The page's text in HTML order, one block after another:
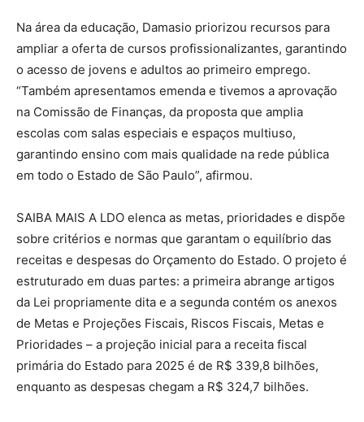
Na área da educação, Damasio priorizou recursos para
ampliar a oferta de cursos profissionalizantes, garantindo
o acesso de jovens e adultos ao primeiro emprego.
“Também apresentamos emenda e tivemos a aprovação
na Comissão de Finanças, da proposta que amplia
escolas com salas especiais e espaços multiuso,
garantindo ensino com mais qualidade na rede pública
em todo o Estado de São Paulo”, afirmou.
SAIBA MAIS A LDO elenca as metas, prioridades e dispõe
sobre critérios e normas que garantam o equilíbrio das
receitas e despesas do Orçamento do Estado. O projeto é
estruturado em duas partes: a primeira abrange artigos
da Lei propriamente dita e a segunda contém os anexos
de Metas e Projeções Fiscais, Riscos Fiscais, Metas e
Prioridades – a projeção inicial para a receita fiscal
primária do Estado para 2025 é de R$ 339,8 bilhões,
enquanto as despesas chegam a R$ 324,7 bilhões.